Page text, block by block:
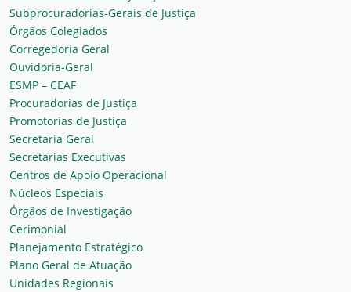
Subprocuradorias-Gerais de Justiça
Órgãos Colegiados
Corregedoria Geral
Ouvidoria-Geral
ESMP – CEAF
Procuradorias de Justiça
Promotorias de Justiça
Secretaria Geral
Secretarias Executivas
Centros de Apoio Operacional
Núcleos Especiais
Órgãos de Investigação
Cerimonial
Planejamento Estratégico
Plano Geral de Atuação
Unidades Regionais